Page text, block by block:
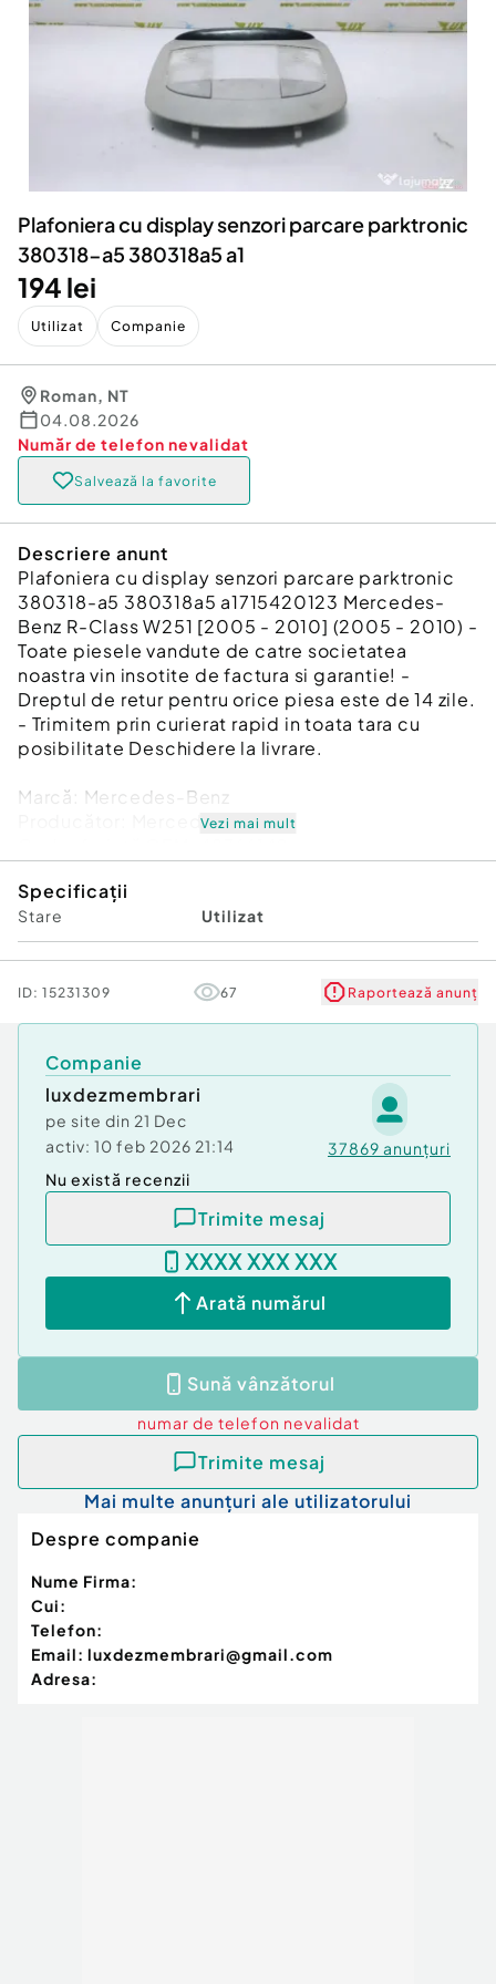
Servicii
Animale de companie
Afaceri și echipamente profesionale
Inchiriere Bunuri si Vehicule
Utilaje agricole si industriale
Piese auto si accesorii
Plafoniera cu display senzori parcare parktronic
380318-a5 380318a5 a1
194 lei
Utilizat Companie
Roman, NT
04.08.2026
Număr de telefon nevalidat
Salvează la favorite
Descriere anunt
Plafoniera cu display senzori parcare parktronic
380318-a5 380318a5 a1715420123 Mercedes-
Benz R-Class W251 [2005 - 2010] (2005 - 2010) -
Toate piesele vandute de catre societatea
noastra vin insotite de factura si garantie! -
Dreptul de retur pentru orice piesa este de 14 zile.
- Trimitem prin curierat rapid in toata tara cu
posibilitate Deschidere la livrare.
Marcă: Mercedes-Benz
Producător: Mercedes-Benz
parktronic 380318-a5 380318a5 a1715420123
Garanție
Vezi mai mult
Specificații
Stare Utilizat
ID: 15231309 67 Raportează anunț
Companie
luxdezmembrari
pe site din 21 Dec
activ: 10 feb 2026 21:14 37869 anunțuri
Nu există recenzii
Trimite mesaj
XXXX XXX XXX
Arată numărul
Sună vânzătorul
numar de telefon nevalidat
Trimite mesaj
Mai multe anunțuri ale utilizatorului
Despre companie
Nume Firma:
Cui:
Telefon:
Email: luxdezmembrari@gmail.com
Adresa: